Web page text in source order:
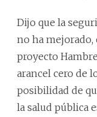
Dijo que la
no ha mejorado,
proyecto
arancel cero de
posibilidad de
la salud pública